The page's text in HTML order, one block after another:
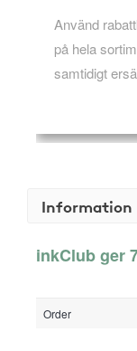
Använd
på hela
samtidigt
Information
inkClub ger
Order